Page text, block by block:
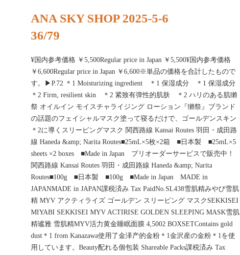
ANA SKY SHOP 2025-5-6
36/79
¥国内参考価格 ￥5,500Regular price in Japan ￥5,500¥国内参考価格
￥6,600Regular price in Japan ￥6,600※単品の価格を合計したもので
す。▶P.72 ＊1 Moisturizing ingredient ＊1 保湿成分 ＊1 保湿成分
＊2 Firm, resilient skin ＊2 紧致有弹性的肌肤 ＊2 ハリのある肌獺
祭 オイルイン モイスチャライジング ローション『獺祭』ブランド
の話題のフェイシャルマスク塗って寝るだけで、ゴールデンスキン
＊2に導くスリーピングマスク 関西路線 Kansai Routes 羽田・成田路
線 Haneda &amp; Narita Routes■25mL×5枚×2箱 ■日本製 ■25mL×5
sheets ×2 boxes ■Made in Japan プリオーダーサービスで販売中！
関西路線 Kansai Routes 羽田・成田路線 Haneda &amp; Narita
Routes■100g ■日本製 ■100g ■Made in Japan MADE in
JAPANMADE in JAPAN課税済み Tax PaidNo.SL438雪肌精みやび雪肌
精 MYV アクティライズ ゴールデン スリーピング マスクSEKKISEI
MIYABI SEKKISEI MYV ACTIRISE GOLDEN SLEEPING MASK雪肌
精谧雅 雪肌精MYV活力黄金睡眠面膜 4,5002 BOXSETContains gold
dust＊1 from Kanazawa使用了金泽产的金粉＊1金沢産の金粉＊1を使
用しています。Beauty配れる個包装 Shareable Packs課税済み Tax